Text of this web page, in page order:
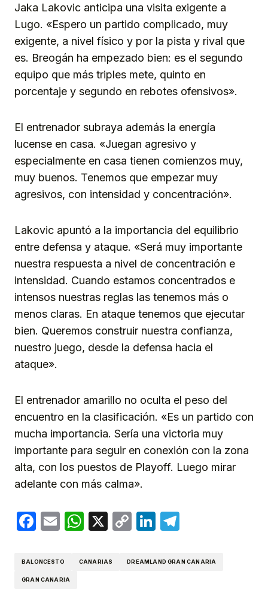
Jaka Lakovic anticipa una visita exigente a
Lugo. «Espero un partido complicado, muy
exigente, a nivel físico y por la pista y rival que
es. Breogán ha empezado bien: es el segundo
equipo que más triples mete, quinto en
porcentaje y segundo en rebotes ofensivos».
El entrenador subraya además la energía
lucense en casa. «Juegan agresivo y
especialmente en casa tienen comienzos muy,
muy buenos. Tenemos que empezar muy
agresivos, con intensidad y concentración».
Lakovic apuntó a la importancia del equilibrio
entre defensa y ataque. «Será muy importante
nuestra respuesta a nivel de concentración e
intensidad. Cuando estamos concentrados e
intensos nuestras reglas las tenemos más o
menos claras. En ataque tenemos que ejecutar
bien. Queremos construir nuestra confianza,
nuestro juego, desde la defensa hacia el
ataque».
El entrenador amarillo no oculta el peso del
encuentro en la clasificación. «Es un partido con
mucha importancia. Sería una victoria muy
importante para seguir en conexión con la zona
alta, con los puestos de Playoff. Luego mirar
adelante con más calma».
Facebook
EmailWhatsApp
X
CopyLinkedIn
BALONCESTO CANARIAS DREAMLAND GRAN CANARIA
GRAN CANARIA